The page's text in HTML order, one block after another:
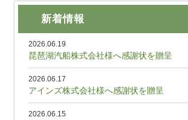
新着情報
2026.06.19
琵琶湖汽船株式会社様へ感謝状を贈呈
2026.06.17
アインズ株式会社様へ感謝状を贈呈
2026.06.15